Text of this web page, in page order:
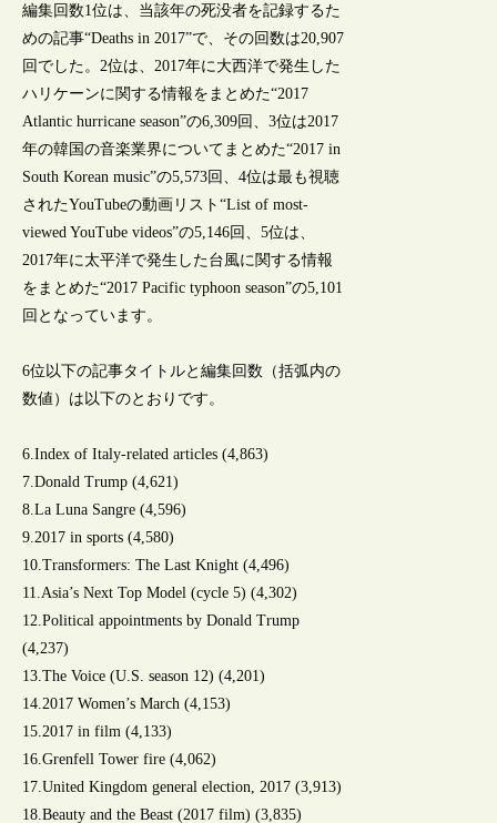
編集回数1位は、当該年の死没者を記録するた
めの記事“Deaths in 2017”で、その回数は20,907
回でした。2位は、2017年に大西洋で発生した
ハリケーンに関する情報をまとめた“2017
Atlantic hurricane season”の6,309回、3位は2017
年の韓国の音楽業界についてまとめた“2017 in
South Korean music”の5,573回、4位は最も視聴
されたYouTubeの動画リスト“List of most-
viewed YouTube videos”の5,146回、5位は、
2017年に太平洋で発生した台風に関する情報
をまとめた“2017 Pacific typhoon season”の5,101
回となっています。
6位以下の記事タイトルと編集回数（括弧内の
数値）は以下のとおりです。
6.Index of Italy-related articles (4,863)
7.Donald Trump (4,621)
8.La Luna Sangre (4,596)
9.2017 in sports (4,580)
10.Transformers: The Last Knight (4,496)
11.Asia’s Next Top Model (cycle 5) (4,302)
12.Political appointments by Donald Trump
(4,237)
13.The Voice (U.S. season 12) (4,201)
14.2017 Women’s March (4,153)
15.2017 in film (4,133)
16.Grenfell Tower fire (4,062)
17.United Kingdom general election, 2017 (3,913)
18.Beauty and the Beast (2017 film) (3,835)